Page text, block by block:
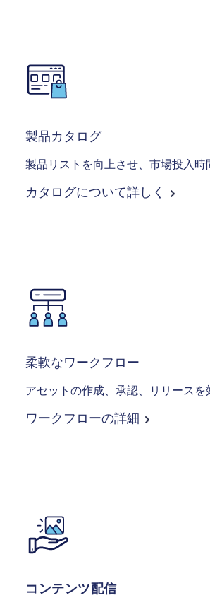
Image
製品カタログ
製品リストを向上させ、市場投入時
カタログについて詳しく
Image
柔軟なワークフロー
アセットの作成、承認、リリースを
ワークフローの詳細
Image
コンテンツ配信